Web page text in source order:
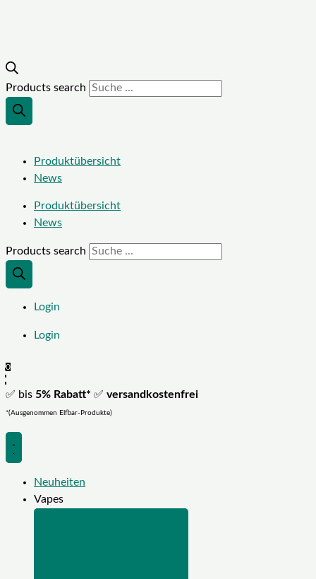
Products search
Produktübersicht
News
Produktübersicht
News
Products search
Login
Login
0
✅ bis 5% Rabatt* ✅ versandkostenfrei
*(Ausgenommen Elfbar-Produkte)
Neuheiten
Vapes